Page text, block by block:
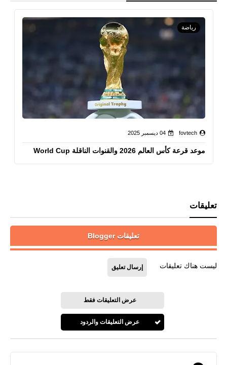
رياضة
fovtech 04 ديسمبر 2025
موعد قرعة كأس العالم 2026 والقنوات الناقلة World Cup
تعليقات
تعليقات Blogger
ليست هناك تعليقات إرسال تعليق
عرض التعليقات فقط
عرض التعليقات والردود